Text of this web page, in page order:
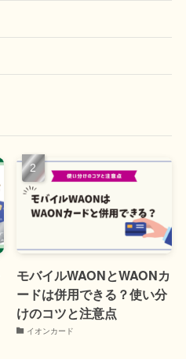
モバイルWAONとWAONカ
ードは併用できる？使い分
けのコツと注意点
イオンカード